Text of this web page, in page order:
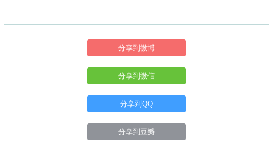
分享到微博
分享到微信
分享到QQ
分享到豆瓣